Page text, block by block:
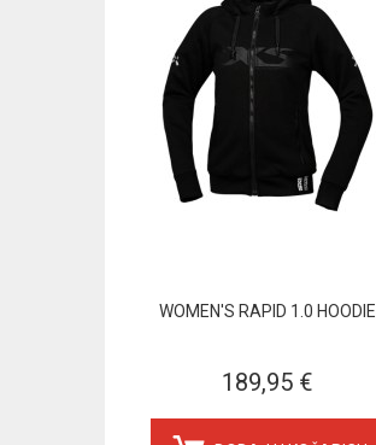
WOMEN'S RAPID 1.0 HOODIE
189,95 €